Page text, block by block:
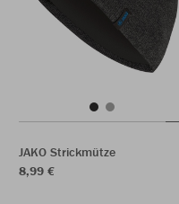
JAKO Strickmütze
8,99 €